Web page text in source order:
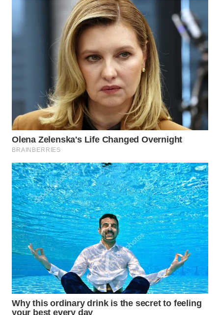
KARO
SIMALUNGUN
WN
LABUHANBATU
WN
TAPANULI
TENGAH
WN DELI
SERDANG
WN
TEBING
TINGGI